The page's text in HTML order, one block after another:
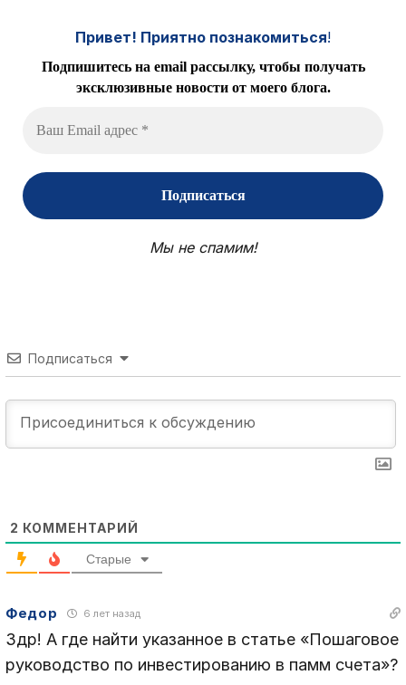
Привет! Приятно познакомиться!
Подпишитесь на email рассылку, чтобы получать
эксклюзивные новости от моего блога.
Мы не спамим!
Подписаться
2 КОММЕНТАРИЙ
Старые
Федор 6 лет назад
Здр! А где найти указанное в статье «Пошаговое
руководство по инвестированию в памм счета»?